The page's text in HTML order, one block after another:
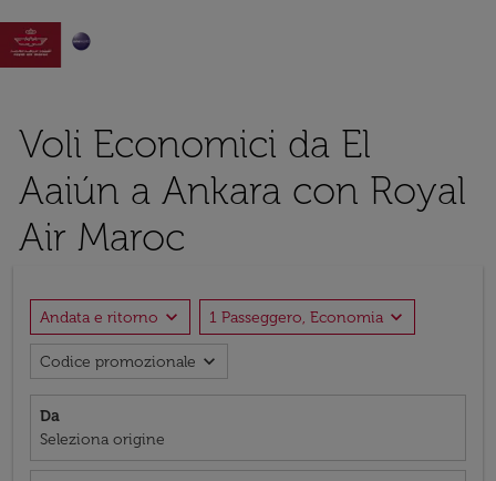

Voli Economici da El
Aaiún a Ankara con Royal
Air Maroc
Andata e ritorno expand_more 1 Passeggero, Economia expand_more
Codice promozionale expand_more
Da
Seleziona origine